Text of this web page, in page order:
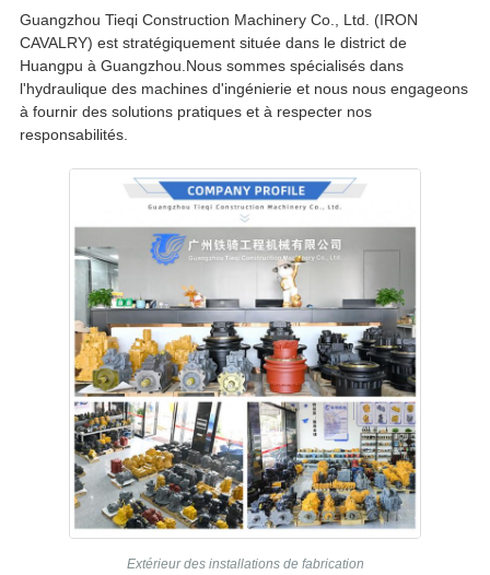
Guangzhou Tieqi Construction Machinery Co., Ltd. (IRON
CAVALRY) est stratégiquement située dans le district de
Huangpu à Guangzhou.Nous sommes spécialisés dans
l'hydraulique des machines d'ingénierie et nous nous engageons
à fournir des solutions pratiques et à respecter nos
responsabilités.
Extérieur des installations de fabrication